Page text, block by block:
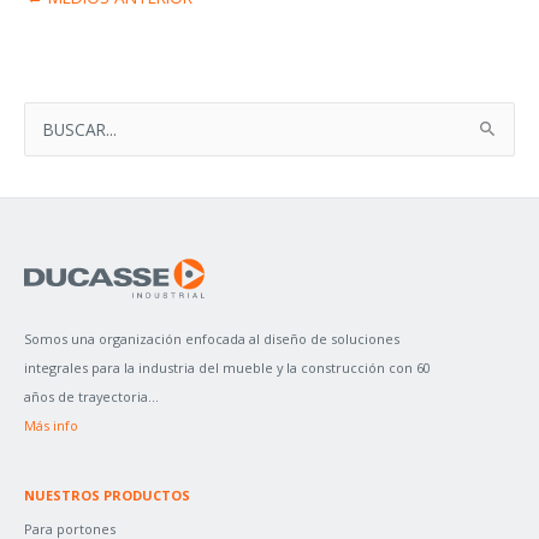
S
A
O
R
:
Somos una organización enfocada al diseño de soluciones
integrales para la industria del mueble y la construcción con 60
años de trayectoria...
Más info
NUESTROS PRODUCTOS
Para portones